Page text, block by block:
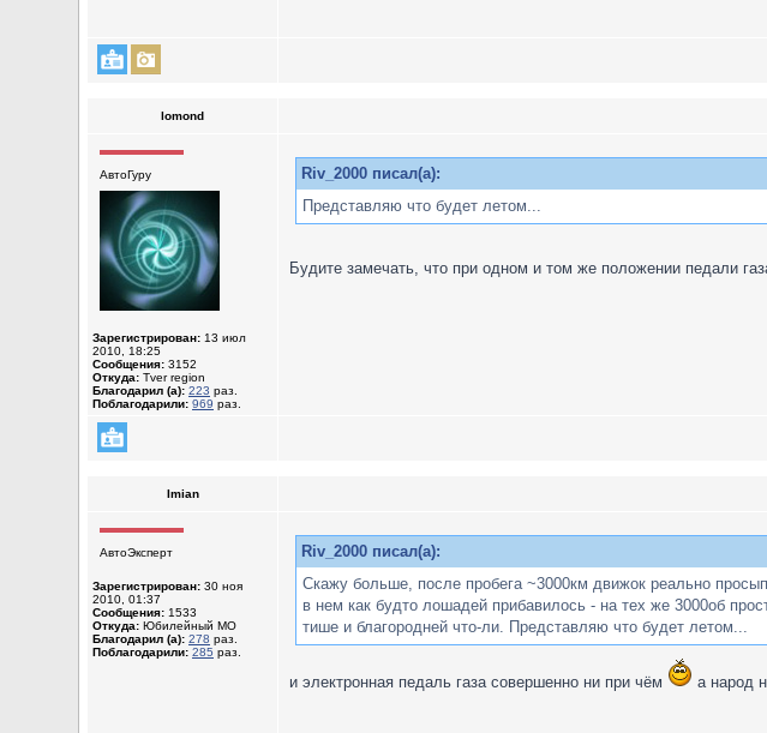
lomond
АвтоГуру
Зарегистрирован: 13 июл
2010, 18:25
Сообщения: 3152
Откуда: Tver region
Благодарил (а): 223 раз.
Поблагодарили: 969 раз.
Riv_2000 писал(а):
Представляю что будет летом...
Будите замечать, что при одном и том же положении педали
Imian
АвтоЭксперт
Зарегистрирован: 30 ноя
2010, 01:37
Сообщения: 1533
Откуда: Юбилейный МО
Благодарил (а): 278 раз.
Поблагодарили: 285 раз.
Riv_2000 писал(а):
Скажу больше, после пробега ~3000км движок реально
в нем как будто лошадей прибавилось - на тех же 3000об
тише и благородней что-ли. Представляю что будет летом...
и электронная педаль газа совершенно ни при чём а народ